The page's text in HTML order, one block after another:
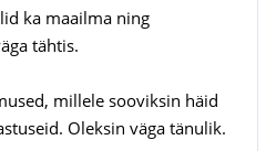
ka maailma ning
tähtis.
millele sooviksin häid
Oleksin väga tänulik.